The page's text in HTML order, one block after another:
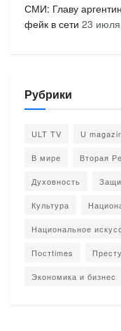
СМИ: Главу
фейк в сети 23
Рубрики
ULT TV U
В мире Вторая
Духовность
Культура
Национальное
Постtimes
Экономика и бизнес